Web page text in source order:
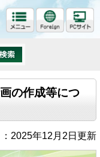
の作成等につ
2025年12月2日更新